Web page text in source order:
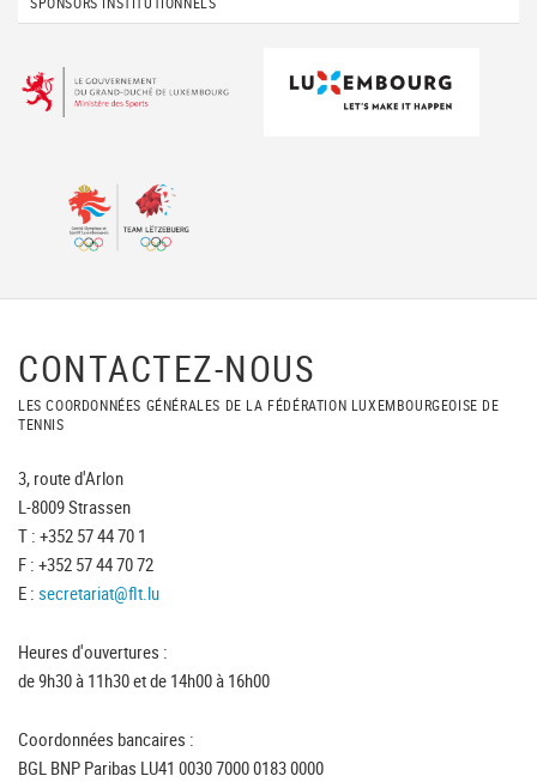
CONTACTEZ-NOUS
LES COORDONNÉES GÉNÉRALES DE LA FÉDÉRATION LUXEMBOURGEOISE DE
TENNIS
3, route d'Arlon
L-8009 Strassen
T : +352 57 44 70 1
F : +352 57 44 70 72
E : secretariat@flt.lu
Heures d'ouvertures :
de 9h30 à 11h30 et de 14h00 à 16h00
Coordonnées bancaires :
BGL BNP Paribas LU41 0030 7000 0183 0000